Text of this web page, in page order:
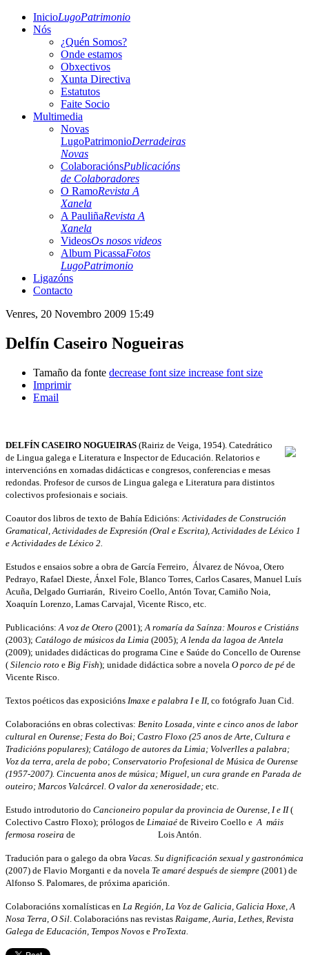
InicioLugoPatrimonio
Nós
¿Quén Somos?
Onde estamos
Obxectivos
Xunta Directiva
Estatutos
Faite Socio
Multimedia
Novas
LugoPatrimonioDerradeiras
Novas
ColaboraciónsPublicacións
de Colaboradores
O RamoRevista A
Xanela
A PauliñaRevista A
Xanela
VideosOs nosos videos
Album PicassaFotos
LugoPatrimonio
Ligazóns
Contacto
Venres, 20 Novembro 2009 15:49
Delfín Caseiro Nogueiras
Tamaño da fonte decrease font size increase font size
Imprimir
Email
DELFÍN CASEIRO NOGUEIRAS (Rairiz de Veiga, 1954). Catedrático
de Lingua galega e Literatura e Inspector de Educación. Relatorios e
intervencións en xornadas didácticas e congresos, conferencias e mesas
redondas. Profesor de cursos de Lingua galega e Literatura para distintos
colectivos profesionais e sociais.
Coautor dos libros de texto de Bahía Edicións: Actividades de Construción
Gramatical, Actividades de Expresión (Oral e Escrita), Actividades de Léxico 1
e Actividades de Léxico 2.
Estudos e ensaios sobre a obra de García Ferreiro, Álvarez de Nóvoa, Otero
Pedrayo, Rafael Dieste, Ánxel Fole, Blanco Torres, Carlos Casares, Manuel Luís
Acuña, Delgado Gurriarán, Riveiro Coello, Antón Tovar, Camiño Noia,
Xoaquín Lorenzo, Lamas Carvajal, Vicente Risco, etc.
Publicacións: A voz de Otero (2001); A romaría da Saínza: Mouros e Cristiáns
(2003); Catálogo de músicos da Limia (2005); A lenda da lagoa de Antela
(2009); unidades didácticas do programa Cine e Saúde do Concello de Ourense
( Silencio roto e Big Fish); unidade didáctica sobre a novela O porco de pé de
Vicente Risco.
Textos poéticos das exposicións Imaxe e palabra Ie II, co fotógrafo Juan Cid.
Colaboracións en obras colectivas: Benito Losada, vinte e cinco anos de labor
cultural en Ourense; Festa do Boi; Castro Floxo (25 anos de Arte, Cultura e
Tradicións populares); Catálogo de autores da Limia; Volverlles a palabra;
Voz da terra, arela de pobo; Conservatorio Profesional de Música de Ourense
(1957-2007). Cincuenta anos de música; Miguel, un cura grande en Parada de
outeiro; Marcos Valcárcel. O valor da xenerosidade; etc.
Estudo introdutorio do Cancioneiro popular da provincia de Ourense, I e II(
Colectivo Castro Floxo); prólogos de Limaiaé de Riveiro Coello e A máis
fermosa roseira de Lois Antón.
Tradución para o galego da obra Vacas. Su dignificación sexual y gastronómica
(2007) de Flavio Morganti e da novela Te amaré después de siempre (2001) de
Alfonso S. Palomares, de próxima aparición.
Colaboracións xornalísticas en La Región, La Voz de Galicia, Galicia Hoxe, A
Nosa Terra, O Sil . Colaboracións nas revistas Raigame, Auria, Lethes, Revista
Galega de Educación, Tempos Novos e ProTexta.